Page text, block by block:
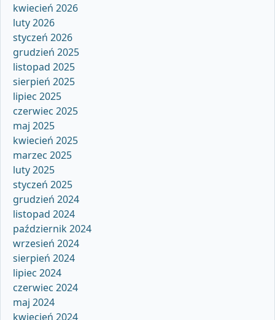
kwiecień 2026
luty 2026
styczeń 2026
grudzień 2025
listopad 2025
sierpień 2025
lipiec 2025
czerwiec 2025
maj 2025
kwiecień 2025
marzec 2025
luty 2025
styczeń 2025
grudzień 2024
listopad 2024
październik 2024
wrzesień 2024
sierpień 2024
lipiec 2024
czerwiec 2024
maj 2024
kwiecień 2024